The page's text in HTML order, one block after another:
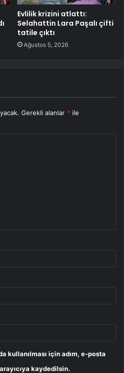
Evlilik krizini atlattı:
Selahattin Lara Paşalı çifti
tatile çıktı
Ağustos 5, 2026
Gerekli alanlar * ile
kullanılması için adım, e-posta
kaydedilsin.